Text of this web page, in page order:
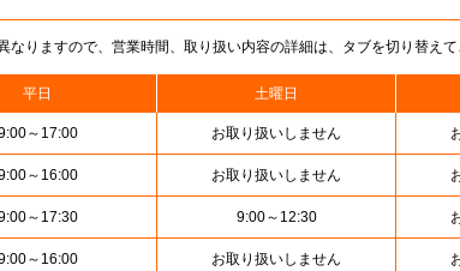
りますので、営業時間、取り扱い内容の詳細は、タブを切り替えて
平日 土曜日
～17:00 お取り扱いしません
～16:00 お取り扱いしません
～17:30 9:00～12:30
～16:00 お取り扱いしません